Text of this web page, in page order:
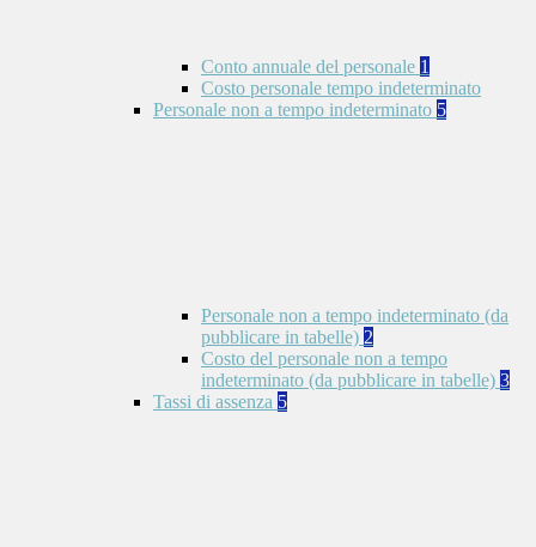
Conto annuale del personale 1
Costo personale tempo indeterminato
Personale non a tempo indeterminato 5
Personale non a tempo indeterminato (da
pubblicare in tabelle) 2
Costo del personale non a tempo
indeterminato (da pubblicare in tabelle) 3
Tassi di assenza 5